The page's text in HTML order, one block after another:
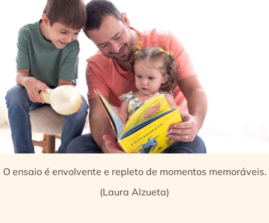
O ensaio é envolvente e repleto de momentos memoráveis.
(Laura Alzueta)